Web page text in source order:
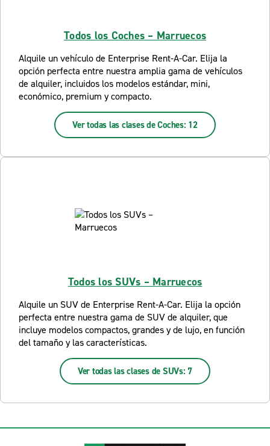
Todos los Coches – Marruecos
Alquile un vehículo de Enterprise Rent-A-Car. Elija la
opción perfecta entre nuestra amplia gama de vehículos
de alquiler, incluidos los modelos estándar, mini,
económico, premium y compacto.
Ver todas las clases de Coches: 12
Todos los SUVs – Marruecos
Alquile un SUV de Enterprise Rent-A-Car. Elija la opción
perfecta entre nuestra gama de SUV de alquiler, que
incluye modelos compactos, grandes y de lujo, en función
del tamaño y las características.
Ver todas las clases de SUVs: 7